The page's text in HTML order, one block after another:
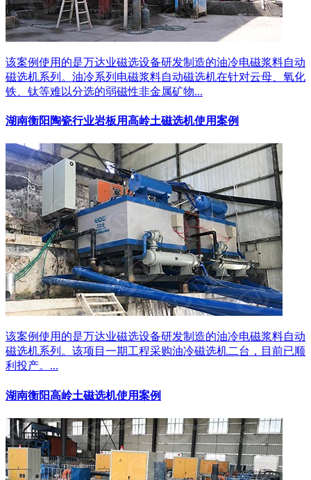
该案例使用的是万达业磁选设备研发制造的油冷电磁浆料自动
磁选机系列。油冷系列电磁浆料自动磁选机在针对云母、氧化
铁、钛等难以分选的弱磁性非金属矿物...
湖南衡阳陶瓷行业岩板用高岭土磁选机使用案例
该案例使用的是万达业磁选设备研发制造的油冷电磁浆料自动
磁选机系列。该项目一期工程采购油冷磁选机二台，目前已顺
利投产。...
湖南衡阳高岭土磁选机使用案例